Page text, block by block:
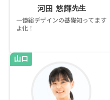
河田 悠輝先生
一億総デザインの基礎知ってます
よ化！
山口